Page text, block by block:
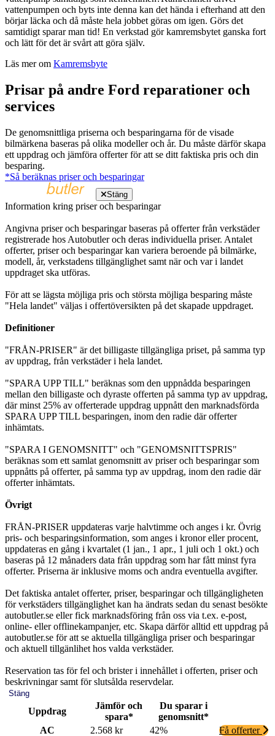
vattenpumpen och byts inte denna kan det hända i efterhand att den
börjar läcka och då måste hela jobbet göras om igen. Görs det
samtidigt sparar man tid! En verkstad gör kamremsbytet ganska fort
och lätt för det är svårt att göra själv.
Läs mer om Kamremsbyte
Prisar på andre Ford reparationer och
services
De genomsnittliga priserna och besparingarna för de visade
bilmärkena baseras på olika modeller och år. Du måste därför skapa
ett uppdrag och jämföra offerter för att se ditt faktiska pris och din
besparing.
*Så beräknas priser och besparingar
Stäng
Information kring priser och besparingar
Angivna priser och besparingar baseras på offerter från verkstäder
registrerade hos Autobutler och deras individuella priser. Antalet
offerter, priser och besparingar kan variera beroende på bilmärke,
modell, år, verkstadens tillgänglighet samt när och var i landet
uppdraget ska utföras.
För att se lägsta möjliga pris och största möjliga besparing måste
"Hela landet" väljas i offertöversikten på det skapade uppdraget.
Definitioner
"FRÅN-PRISER" är det billigaste tillgängliga priset, på samma typ
av uppdrag, från verkstäder i hela landet.
"SPARA UPP TILL" beräknas som den uppnådda besparingen
mellan den billigaste och dyraste offerten på samma typ av uppdrag,
där minst 25% av offerterade uppdrag uppnått den marknadsförda
SPARA UPP TILL besparingen, inom den radie där offerter
inhämtats.
"SPARA I GENOMSNITT" och "GENOMSNITTSPRIS"
beräknas som ett samlat genomsnitt av priser och besparingar som
uppnåtts på offerter, på samma typ av uppdrag, inom den radie där
offerter inhämtats.
Övrigt
FRÅN-PRISER uppdateras varje halvtimme och anges i kr. Övrig
pris- och besparingsinformation, som anges i kronor eller procent,
uppdateras en gång i kvartalet (1 jan., 1 apr., 1 juli och 1 okt.) och
baseras på 12 månaders data från uppdrag som har fått minst fyra
offerter. Priserna är inklusive moms och andra eventuella avgifter.
Det faktiska antalet offerter, priser, besparingar och tillgängligheten
för verkstäders tillgänglighet kan ha ändrats sedan du senast besökte
autobutler.se eller fick marknadsföring från oss via t.ex. e-post,
online- eller offlinekampanjer, etc. Skapa därför alltid ett uppdrag på
autobutler.se för att se aktuella tillgängliga priser och besparingar
och aktuell tillgänlihet hos valda verkstäder.
Reservation tas för fel och brister i innehållet i offerten, priser och
beskrivningar samt för slutsålda reservdelar.
Stäng
Uppdrag
Jämför och
spara*
Du sparar i
genomsnitt*
AC
2.568 kr 42%
Få offerter